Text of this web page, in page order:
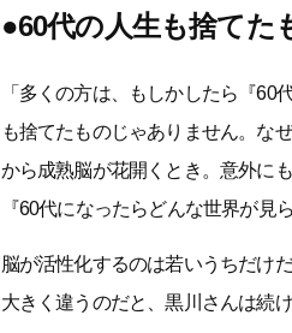
●60代の人生も捨てた
「多くの方は、もしかしたら『
も捨てたものじゃありません。な
から成熟脳が花開くとき。意外に
『60代になったらどんな世界が見
脳が活性化するのは若いうちだけ
大きく違うのだと、黒川さんは続け